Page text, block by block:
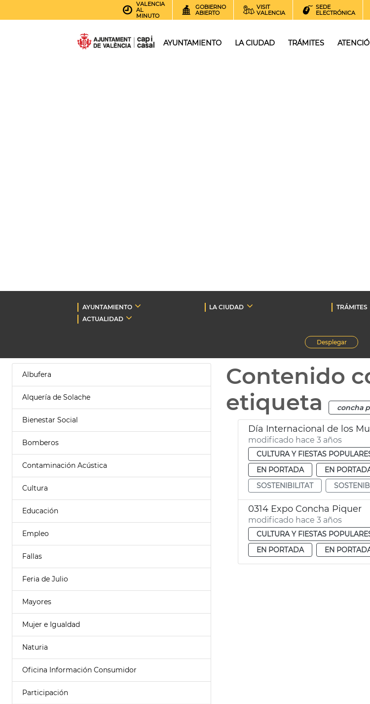
VALENCIA
AL
MINUTO
GOBIERNO
ABIERTO
VISIT
VALENCIA
SEDE
ELECTRÓNICA
AYUNTAMIENTO LA CIUDAD TRÁMITES
AYUNTAMIENTO LA CIUDAD TRÁMITES
ACTUALIDAD
Desplegar
Albufera
Alquería de Solache
Bienestar Social
Bomberos
Contaminación Acústica
Cultura
Educación
Empleo
Fallas
Feria de Julio
Mayores
Mujer e Igualdad
Naturia
Oficina Información Consumidor
Participación
Contenido
etiqueta
concha
Día Internacional de los
modificado hace 3 años
CULTURA Y FIESTAS
EN PORTADA
EN
SOSTENIBILITAT
0314 Expo Concha Piquer
modificado hace 3 años
CULTURA Y FIESTAS
EN PORTADA
EN